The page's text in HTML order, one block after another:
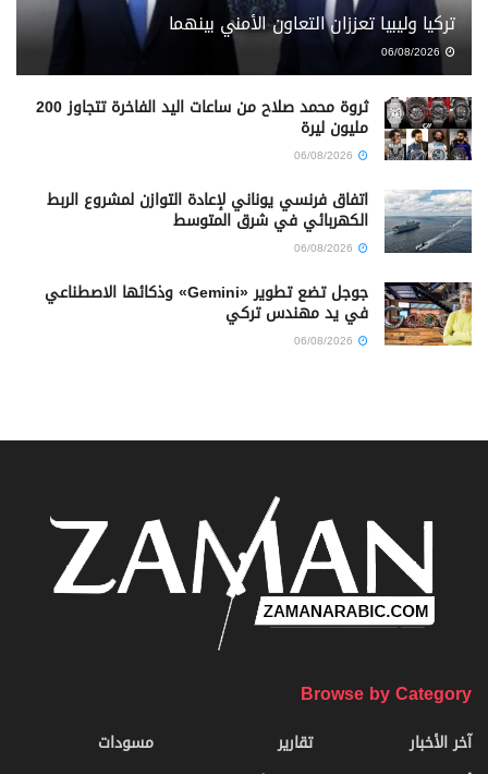
تركيا وليبيا تعززان التعاون الأمني بينهما
06/08/2026
ثروة محمد صلاح من ساعات اليد الفاخرة تتجاوز 200
مليون ليرة
اتفاق فرنسي يوناني لإعادة التوازن لمشروع الربط
الكهربائي في شرق المتوسط
جوجل تضع تطوير «Gemini» وذكائها الاصطناعي
في يد مهندس تركي
Browse by Category
آخر الأخبار
تقارير
مسودات